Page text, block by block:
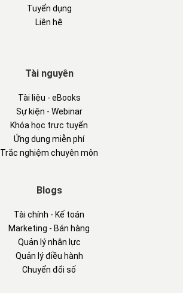
Tuyển dụng
Liên hệ
Tài nguyên
Tài liệu - eBooks
Sự kiện - Webinar
Khóa học trực tuyến
Ứng dụng miễn phí
Trắc nghiệm chuyên môn
Blogs
Tài chính - Kế toán
Marketing - Bán hàng
Quản lý nhân lực
Quản lý điều hành
Chuyển đổi số